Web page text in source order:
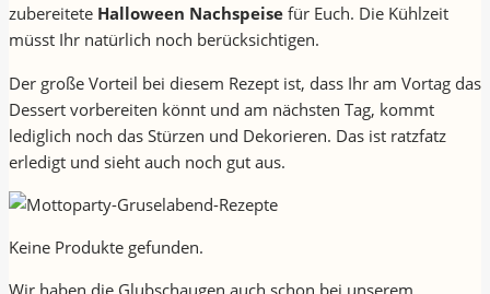
zubereitete Halloween Nachspeise für Euch. Die Kühlzeit
müsst Ihr natürlich noch berücksichtigen.
Der große Vorteil bei diesem Rezept ist, dass Ihr am Vortag das
Dessert vorbereiten könnt und am nächsten Tag, kommt
lediglich noch das Stürzen und Dekorieren. Das ist ratzfatz
erledigt und sieht auch noch gut aus.
Keine Produkte gefunden.